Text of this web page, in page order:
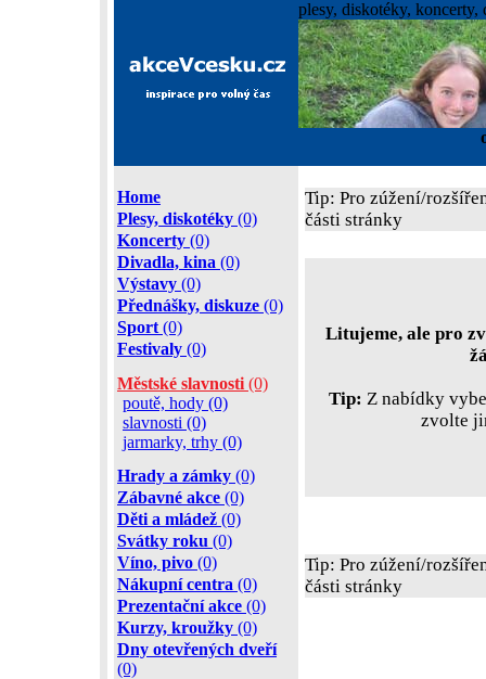
plesy, diskotéky,
Home
Plesy, diskotéky (0)
Koncerty (0)
Divadla, kina (0)
Výstavy (0)
Přednášky, diskuze (0)
Sport (0)
Festivaly (0)
Městské slavnosti (0)
poutě, hody (0)
slavnosti (0)
jarmarky, trhy (0)
Hrady a zámky (0)
Zábavné akce (0)
Děti a mládež (0)
Svátky roku (0)
Víno, pivo (0)
Nákupní centra (0)
Prezentační akce (0)
Kurzy, kroužky (0)
Dny otevřených dveří
(0)
Tip: Pro zúžení/
části stránky
Litujeme, ale pro
Tip: Z nabídky
zvolte
Tip: Pro zúžení/
části stránky